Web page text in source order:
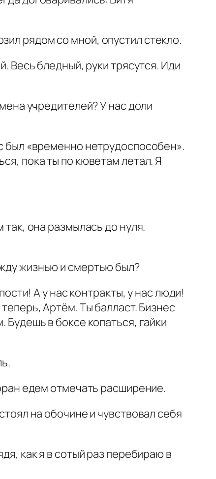
рядом со мной, опустил стекло.
Весь бледный, руки трясутся. Иди
учредителей? У нас доли
был «временно нетрудоспособен».
пока ты по кюветам летал. Я
она размылась до нуля.
жизнью и смертью был?
А у нас контракты, у нас люди!
Артём. Ты балласт. Бизнес
в боксе копаться, гайки
едем отмечать расширение.
на обочине и чувствовал себя
как я в сотый раз перебираю в